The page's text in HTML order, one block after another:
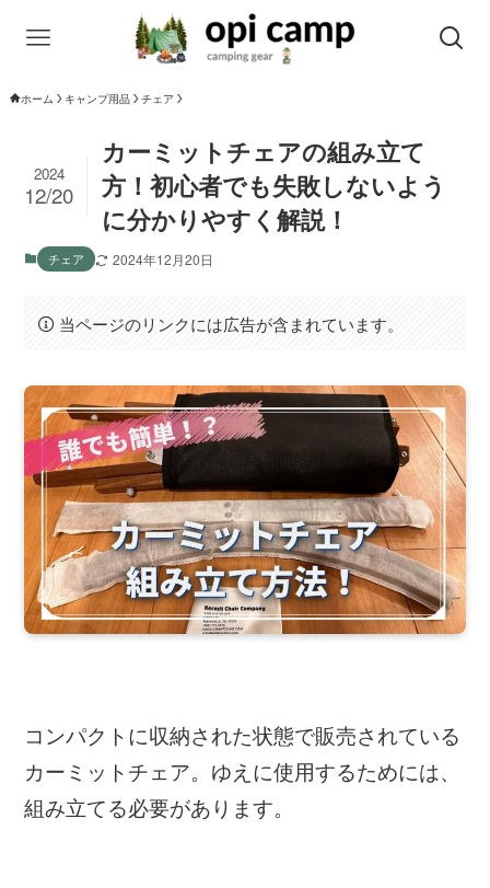
ホーム キャンプ用品 チェア
カーミットチェアの組み立て
方！初心者でも失敗しないよう
に分かりやすく解説！
2024
12/20
チェア 2024年12月20日
当ページのリンクには広告が含まれています。
コンパクトに収納された状態で販売されている
カーミットチェア。ゆえに使用するためには、
組み立てる必要があります。